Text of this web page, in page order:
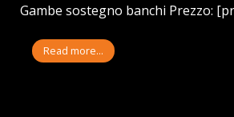
Gambe sostegno banchi Prezzo:
Read more...